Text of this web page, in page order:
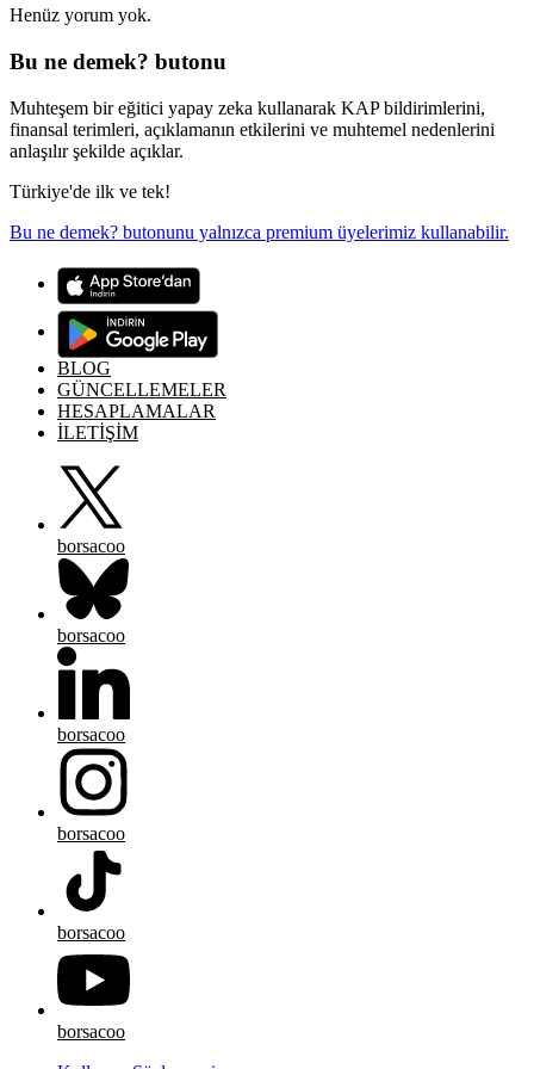
Henüz yorum yok.
Bu ne demek? butonu
Muhteşem bir eğitici yapay zeka kullanarak KAP bildirimlerini,
finansal terimleri, açıklamanın etkilerini ve muhtemel nedenlerini
anlaşılır şekilde açıklar.
Türkiye'de ilk ve tek!
Bu ne demek? butonunu yalnızca premium üyelerimiz kullanabilir.
BLOG
GÜNCELLEMELER
HESAPLAMALAR
İLETİŞİM
borsacoo
borsacoo
borsacoo
borsacoo
borsacoo
borsacoo